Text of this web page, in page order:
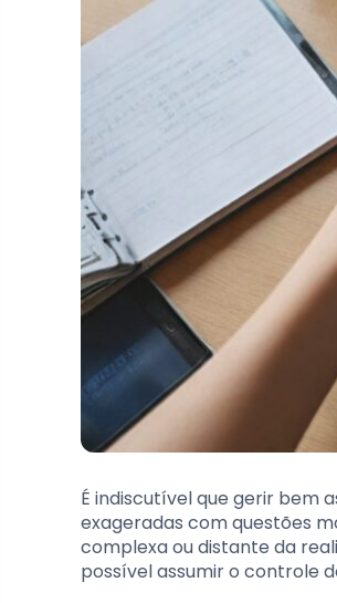
É indiscutível que gerir bem
exageradas com questões
complexa ou distante da
possível assumir o controle